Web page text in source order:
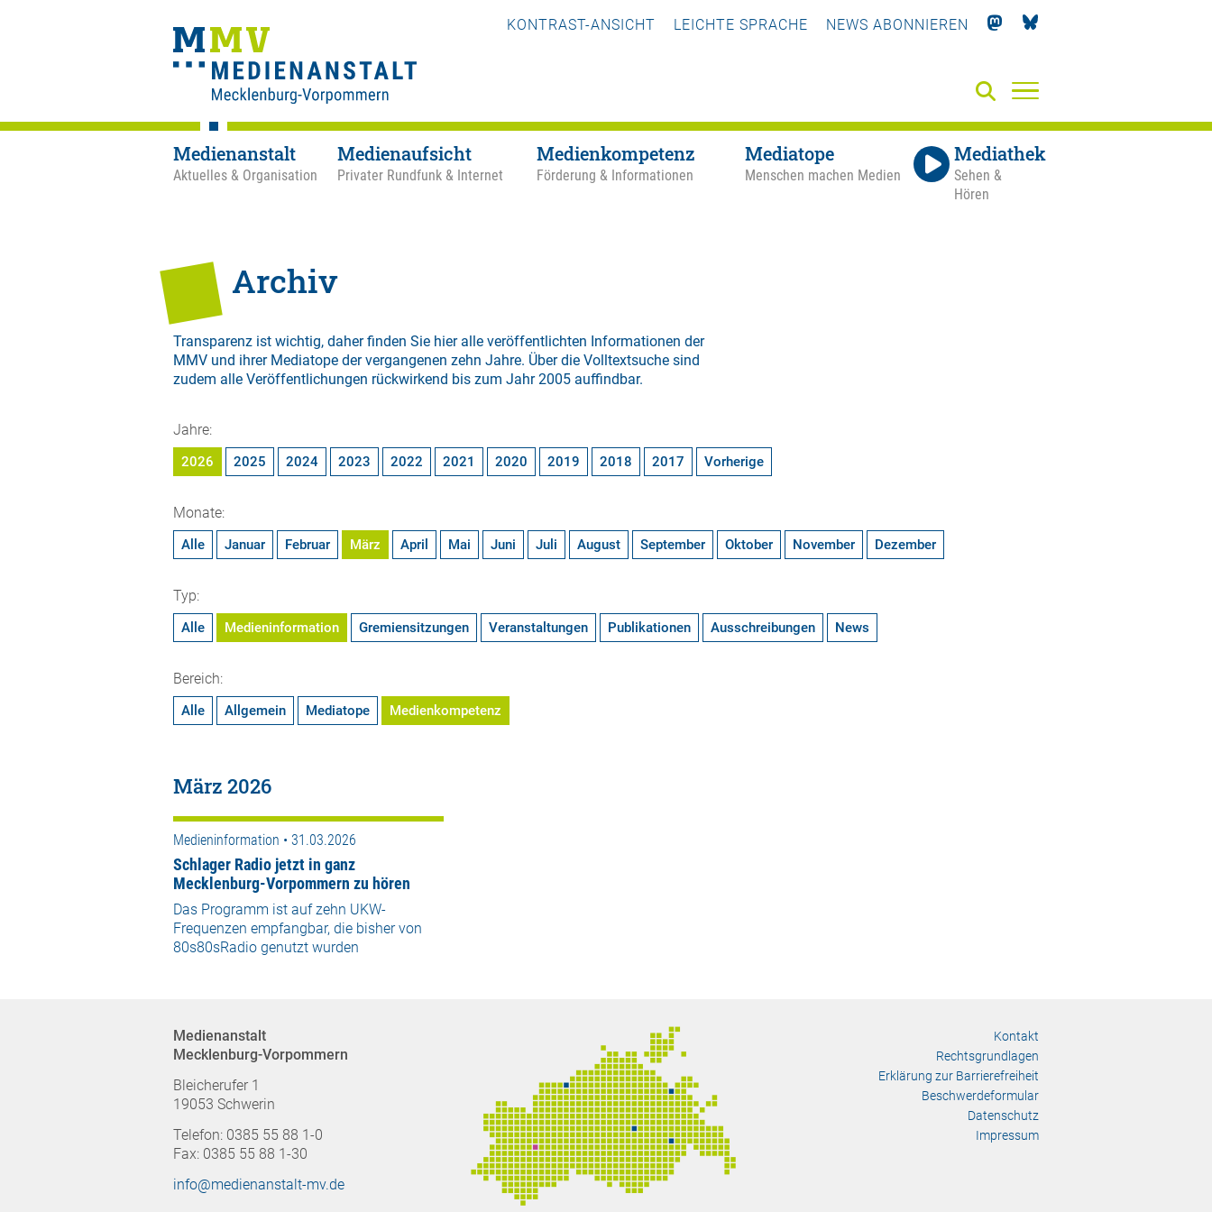
KONTRAST-ANSICHT LEICHTE SPRACHE NEWS ABONNIEREN
Medienanstalt
Aktuelles & Organisation
Medienaufsicht
Privater Rundfunk & Internet
Medienkompetenz
Förderung & Informationen
Mediatope
Menschen machen Medien
Mediathek
Sehen &
Hören
Archiv
Transparenz ist wichtig, daher finden Sie hier alle veröffentlichten Informationen der
MMV und ihrer Mediatope der vergangenen zehn Jahre. Über die Volltextsuche sind
zudem alle Veröffentlichungen rückwirkend bis zum Jahr 2005 auffindbar.
Jahre:
2026 2025 2024 2023 2022 2021 2020 2019 2018 2017 Vorherige
Monate:
Alle Januar Februar März April Mai Juni Juli August September Oktober November Dezember
Typ:
Alle Medieninformation Gremiensitzungen Veranstaltungen Publikationen Ausschreibungen News
Bereich:
Alle Allgemein Mediatope Medienkompetenz
März 2026
Medieninformation • 31.03.2026
Schlager Radio jetzt in ganz
Mecklenburg-Vorpommern zu hören
Das Programm ist auf zehn UKW-
Frequenzen empfangbar, die bisher von
80s80sRadio genutzt wurden
Medienanstalt
Mecklenburg-Vorpommern
Bleicherufer 1
19053 Schwerin
Telefon: 0385 55 88 1-0
Fax: 0385 55 88 1-30
info@medienanstalt-mv.de
Kontakt
Rechtsgrundlagen
Erklärung zur Barrierefreiheit
Beschwerdeformular
Datenschutz
Impressum